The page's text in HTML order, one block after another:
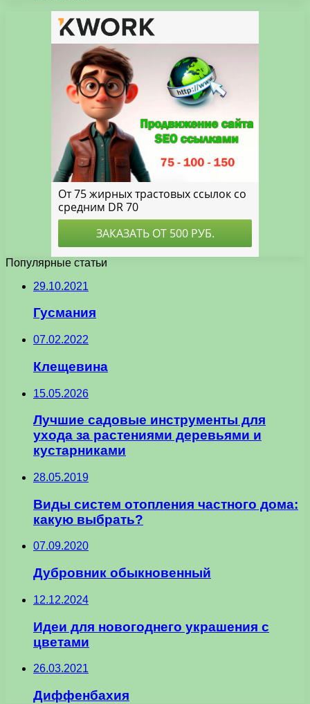
Популярные статьи
29.10.2021
Гусмания
07.02.2022
Клещевина
15.05.2026
Лучшие садовые инструменты для
ухода за растениями деревьями и
кустарниками
28.05.2019
Виды систем отопления частного дома:
какую выбрать?
07.09.2020
Дубровник обыкновенный
12.12.2024
Идеи для новогоднего украшения с
цветами
26.03.2021
Диффенбахия